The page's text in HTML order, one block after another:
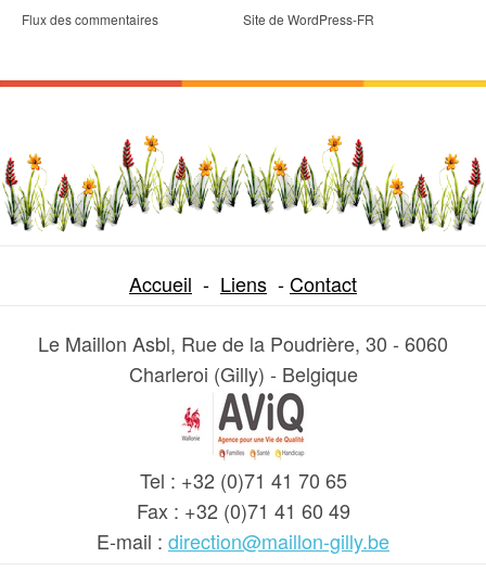
Flux des commentaires
Site de WordPress-FR
Accueil - Liens -Contact
Le Maillon Asbl, Rue de la Poudrière, 30 - 6060
Charleroi (Gilly) - Belgique
Tel : +32 (0)71 41 70 65
Fax : +32 (0)71 41 60 49
E-mail : direction@maillon-gilly.be